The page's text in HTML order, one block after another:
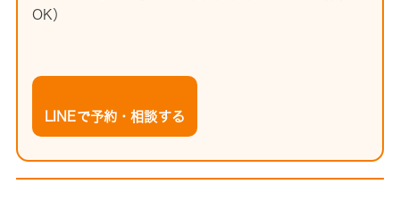
OK）
LINEで予約・相談する